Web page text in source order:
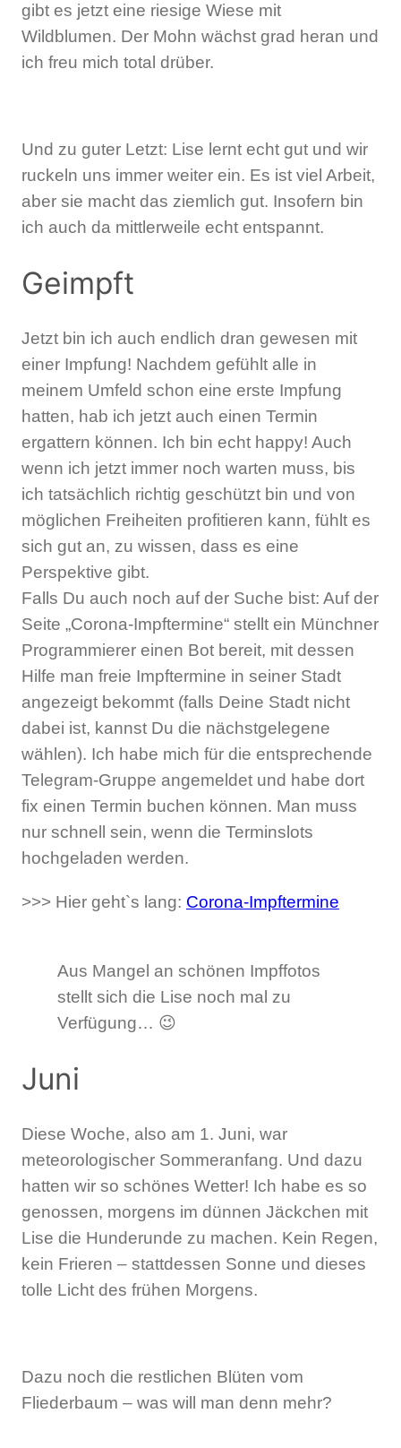
gibt es jetzt eine riesige Wiese mit
Wildblumen. Der Mohn wächst grad heran und
ich freu mich total drüber.
Und zu guter Letzt: Lise lernt echt gut und wir
ruckeln uns immer weiter ein. Es ist viel Arbeit,
aber sie macht das ziemlich gut. Insofern bin
ich auch da mittlerweile echt entspannt.
Geimpft
Jetzt bin ich auch endlich dran gewesen mit
einer Impfung! Nachdem gefühlt alle in
meinem Umfeld schon eine erste Impfung
hatten, hab ich jetzt auch einen Termin
ergattern können. Ich bin echt happy! Auch
wenn ich jetzt immer noch warten muss, bis
ich tatsächlich richtig geschützt bin und von
möglichen Freiheiten profitieren kann, fühlt es
sich gut an, zu wissen, dass es eine
Perspektive gibt.
Falls Du auch noch auf der Suche bist: Auf der
Seite „Corona-Impftermine“ stellt ein Münchner
Programmierer einen Bot bereit, mit dessen
Hilfe man freie Impftermine in seiner Stadt
angezeigt bekommt (falls Deine Stadt nicht
dabei ist, kannst Du die nächstgelegene
wählen). Ich habe mich für die entsprechende
Telegram-Gruppe angemeldet und habe dort
fix einen Termin buchen können. Man muss
nur schnell sein, wenn die Terminslots
hochgeladen werden.
>>> Hier geht`s lang: Corona-Impftermine
Aus Mangel an schönen Impffotos
stellt sich die Lise noch mal zu
Verfügung… 😉
Juni
Diese Woche, also am 1. Juni, war
meteorologischer Sommeranfang. Und dazu
hatten wir so schönes Wetter! Ich habe es so
genossen, morgens im dünnen Jäckchen mit
Lise die Hunderunde zu machen. Kein Regen,
kein Frieren – stattdessen Sonne und dieses
tolle Licht des frühen Morgens.
Dazu noch die restlichen Blüten vom
Fliederbaum – was will man denn mehr?